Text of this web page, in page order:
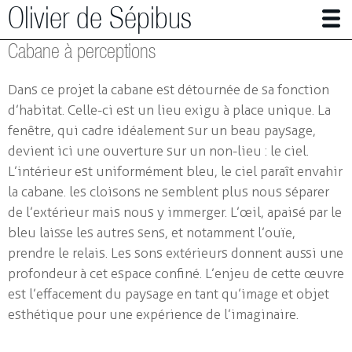
Olivier de Sépibus
Photographe | Plasticien
Alpes en mutation
Panser (avec) les abeilles
Autres travaux en photographie
Installations
Petites architectures
Immersion
La chambre rouge
Place of birth
Cabane à perceptions
Dans ce projet la cabane est détournée de sa fonction
d’habitat. Celle-ci est un lieu exigu à place unique. La
fenêtre, qui cadre idéalement sur un beau paysage,
devient ici une ouverture sur un non-lieu : le ciel.
L’intérieur est uniformément bleu, le ciel paraît envahir
la cabane. les cloisons ne semblent plus nous séparer
de l’extérieur mais nous y immerger. L’œil, apaisé par le
bleu laisse les autres sens, et notamment l’ouïe,
prendre le relais. Les sons extérieurs donnent aussi une
profondeur à cet espace confiné. L’enjeu de cette œuvre
est l’effacement du paysage en tant qu’image et objet
esthétique pour une expérience de l’imaginaire.